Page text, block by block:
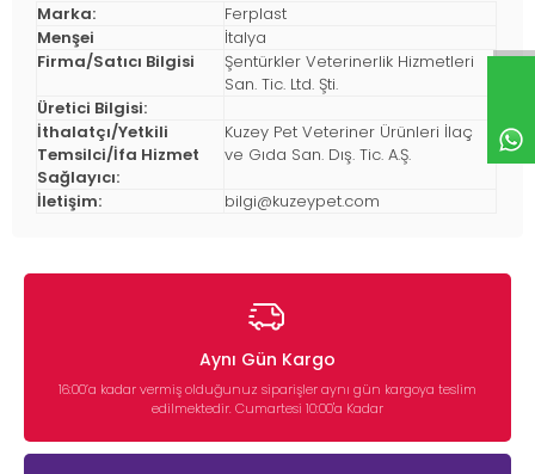
Marka:
Ferplast
Menşei
İtalya
Firma/Satıcı Bilgisi
Şentürkler Veterinerlik Hizmetleri
San. Tic. Ltd. Şti.
Üretici Bilgisi:
İthalatçı/Yetkili
Temsilci/İfa Hizmet
Sağlayıcı:
Kuzey Pet Veteriner Ürünleri İlaç
ve Gıda San. Dış. Tic. A.Ş.
İletişim: bilgi@kuzeypet.com
Aynı Gün Kargo
16:00’a kadar vermiş olduğunuz siparişler aynı gün kargoya teslim
edilmektedir. Cumartesi 10:00'a Kadar